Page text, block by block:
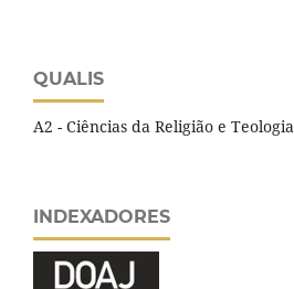
QUALIS
A2 - Ciências da Religião e Teologia
INDEXADORES